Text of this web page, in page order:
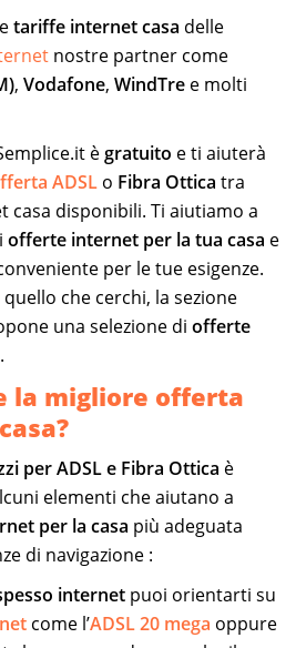
tariffe internet casa delle
nostre partner come
, Vodafone, WindTre e molti
ègratuito e ti aiuterà
ADSL o Fibra Ottica tra
disponibili. Ti aiutiamo a
offerte internet per la tua casa e
per le tue esigenze.
quello che cerchi, la sezione
una selezione di offerte
la migliore offerta
per ADSL e Fibra Ottica è
elementi che aiutano a
per la casa più adeguata
di navigazione :
internet puoi orientarti su
come l’ADSL 20 mega oppure